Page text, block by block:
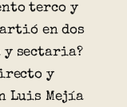
terco y
en dos
y sectaria?
y
Luis Mejía